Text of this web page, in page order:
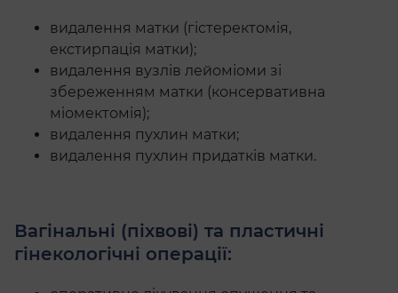
видалення матки (гістеректомія,
екстирпація матки);
видалення вузлів лейоміоми зі
збереженням матки (консервативна
міомектомія);
видалення пухлин матки;
видалення пухлин придатків матки.
Вагінальні (піхвові) та пластичні
гінекологічні операції: